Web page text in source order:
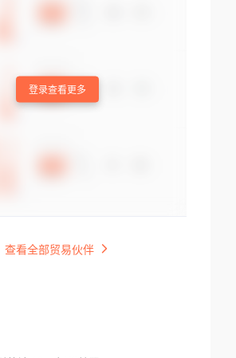
登录查看更多
查看全部贸易伙伴